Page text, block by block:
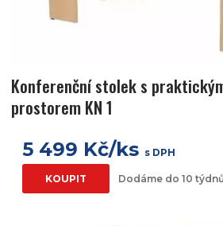
Konferenční stolek s
prostorem KN 1
5 499 Kč/ks s DPH
KOUPIT Dodáme do 10